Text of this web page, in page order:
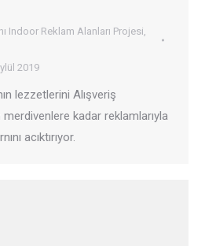
Indoor Reklam Alanları Projesi,
2019
lezzetlerini Alışveriş
merdivenlere kadar reklamlarıyla
acıktırıyor.